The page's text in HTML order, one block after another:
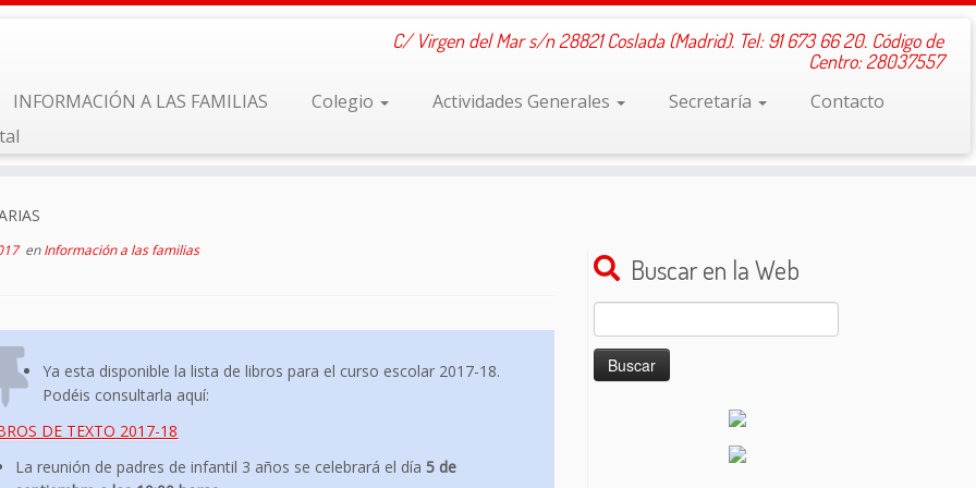
C/ Virgen del Mar s/n 28821 Coslada (Madrid). Tel: 91 673 66 20. Código de
Centro: 28037557
INFORMACIÓN A LAS FAMILIAS
Colegio Actividades Generales Secretaría
Contacto
enInformación a las familias
Ya esta disponible la lista de libros para el curso escolar 2017-18.
Podéis consultarla aquí:
DE TEXTO 2017-18
La reunión de padres de infantil 3 años se celebrará el día5 de
Buscar en la Web
Buscar: